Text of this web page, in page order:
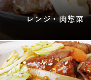
レンジ・肉惣菜